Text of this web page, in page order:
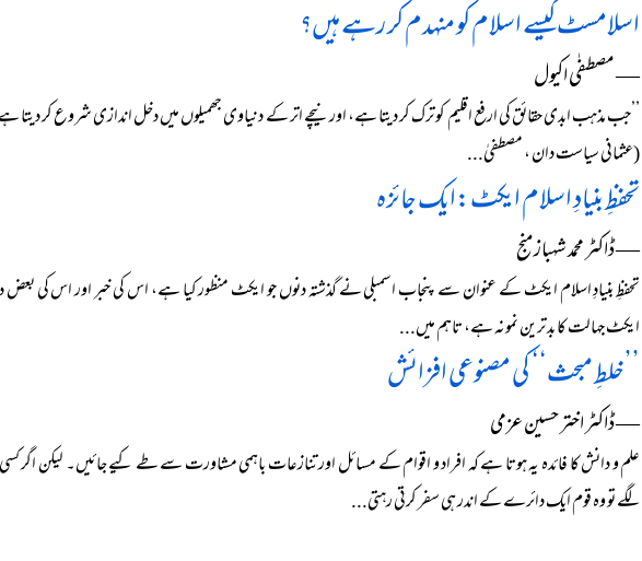
اسلامسٹ کیسے اسلام کو منہدم کر رہے ہیں؟
― مصطفٰی اکیول
’’جب مذہب ابدی حقائق کی ارفع اقلیم کو ترک کر دیتا ہے، اور نیچے اتر کے دنیاوی جھمیلوں میں دخل اندازی شروع کر دیتا
(عثمانی سیاست دان ، مصطفیٰ...
تحفظِ بنیادِ اسلام ایکٹ:ایک جائزہ
― ڈاکٹر محمد شہباز منج
تحفظِ بنیادِ اسلام ایکٹ کے عنوان سے پنجاب اسمبلی نے گذشتہ دنوں جو ایکٹ منظور کیا ہے، اس کی خبر اور اس کی بعض
ایکٹ جہالت کا بد ترین نمونہ ہے، تاہم میں...
’’خلطِ مبحث‘‘ کی مصنوعی افزائش
― ڈاکٹر اختر حسین عزمی
علم و دانش کا فائدہ یہ ہوتا ہے کہ افراد و اقوام کے مسائل اور تنازعات باہمی مشاورت سے طے کیے جائیں۔ لیکن
لگے تو وہ قوم ایک دائرے کے اندر ہی سفر کرتی رہتی...